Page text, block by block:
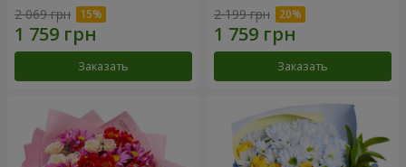
2 069 грн
Заказать
2 199 грн
Заказать